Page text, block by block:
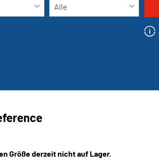
Größe derzeit nicht auf Lager.